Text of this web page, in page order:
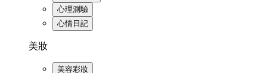
心理測驗
心情日記
美妝
美容彩妝